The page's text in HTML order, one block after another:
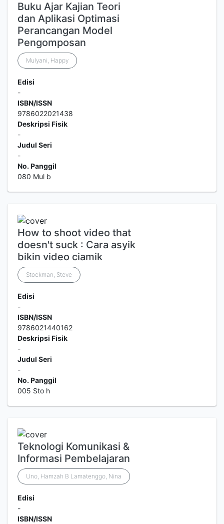
Buku Ajar Kajian Teori
dan Aplikasi Optimasi
Perancangan Model
Pengomposan
Mulyani, Happy
Edisi
-
ISBN/ISSN
9786022021438
Deskripsi Fisik
-
Judul Seri
-
No. Panggil
080 Mul b
How to shoot video that
doesn't suck : Cara asyik
bikin video ciamik
Stockman, Steve
Edisi
-
ISBN/ISSN
9786021440162
Deskripsi Fisik
-
Judul Seri
-
No. Panggil
005 Sto h
Teknologi Komunikasi &
Informasi Pembelajaran
Uno, Hamzah B Lamatenggo, Nina
Edisi
-
ISBN/ISSN